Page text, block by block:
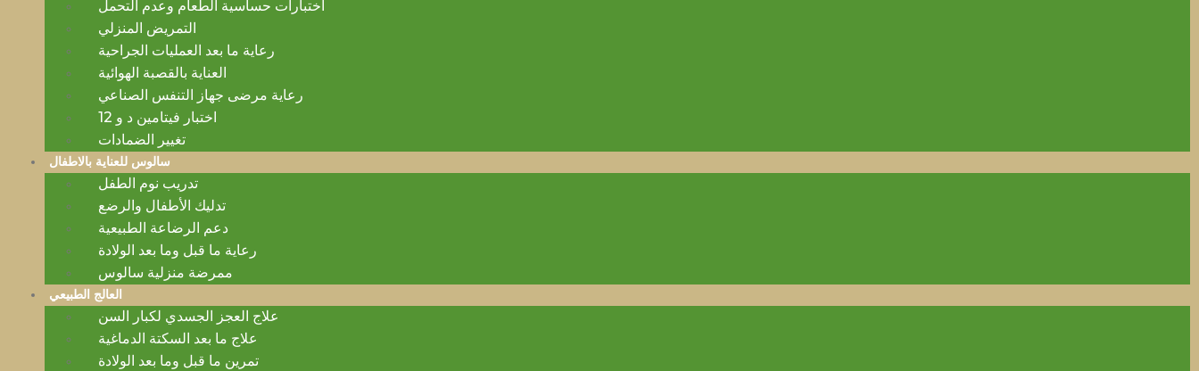
اختبارات حساسية الطعام وعدم التحمل
التمريض المنزلي
رعاية ما بعد العمليات الجراحية
العناية بالقصبة الهوائية
رعاية مرضى جهاز التنفس الصناعي
اختبار فيتامين د و 12
تغيير الضمادات
سالوس للعناية بالاطفال
تدريب نوم الطفل
تدليك الأطفال والرضع
دعم الرضاعة الطبيعية
رعاية ما قبل وما بعد الولادة
ممرضة منزلية سالوس
العالج الطبيعي
علاج العجز الجسدي لكبار السن
علاج ما بعد السكتة الدماغية
تمرين ما قبل وما بعد الولادة